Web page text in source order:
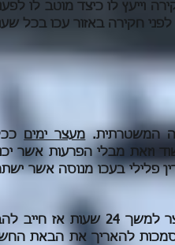
וייעץ לו כיצד מוטב לו
לפני חקירה באזור עכו בכל
המשטרתית. מעצר ימים
וזאת מבלי הפרעות אשר
פלילי בעכו מנוסה אשר
בשלב הראשוני שוטר רשאי לעצור חשוד